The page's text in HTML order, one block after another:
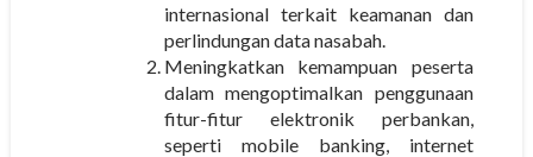
internasional terkait keamanan dan
perlindungan data nasabah.
Meningkatkan kemampuan peserta
dalam mengoptimalkan penggunaan
fitur-fitur elektronik perbankan,
seperti mobile banking, internet